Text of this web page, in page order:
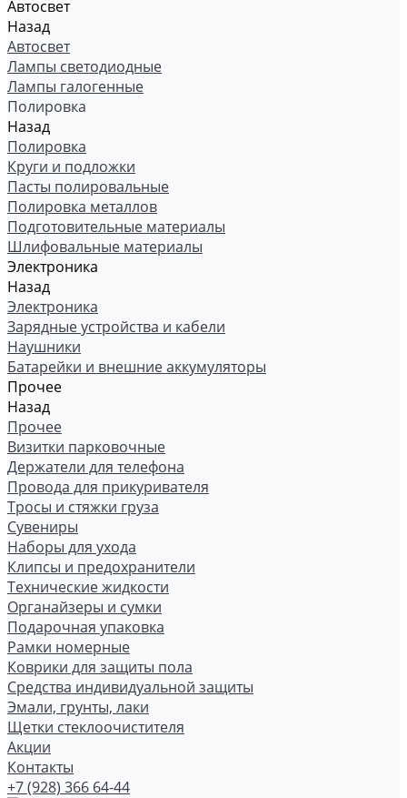
Автосвет
Назад
Автосвет
Лампы светодиодные
Лампы галогенные
Полировка
Назад
Полировка
Круги и подложки
Пасты полировальные
Полировка металлов
Подготовительные материалы
Шлифовальные материалы
Электроника
Назад
Электроника
Зарядные устройства и кабели
Наушники
Батарейки и внешние аккумуляторы
Прочее
Назад
Прочее
Визитки парковочные
Держатели для телефона
Провода для прикуривателя
Тросы и стяжки груза
Сувениры
Наборы для ухода
Клипсы и предохранители
Технические жидкости
Органайзеры и сумки
Подарочная упаковка
Рамки номерные
Коврики для защиты пола
Средства индивидуальной защиты
Эмали, грунты, лаки
Щетки стеклоочистителя
Акции
Контакты
+7 (928) 366 64-44